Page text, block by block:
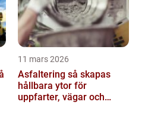
11 mars 2026
Asfaltering så skapas
hållbara ytor för
uppfarter, vägar och